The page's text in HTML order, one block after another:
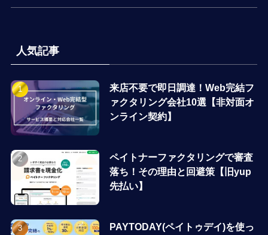
人気記事
来店不要で即日調達！Web完結フ
ァクタリング会社10選【非対面オ
ンライン契約】
ペイトナーファクタリングで審査
落ち！その理由と回避策【旧yup
先払い】
PAYTODAY(ペイトゥデイ)を使っ